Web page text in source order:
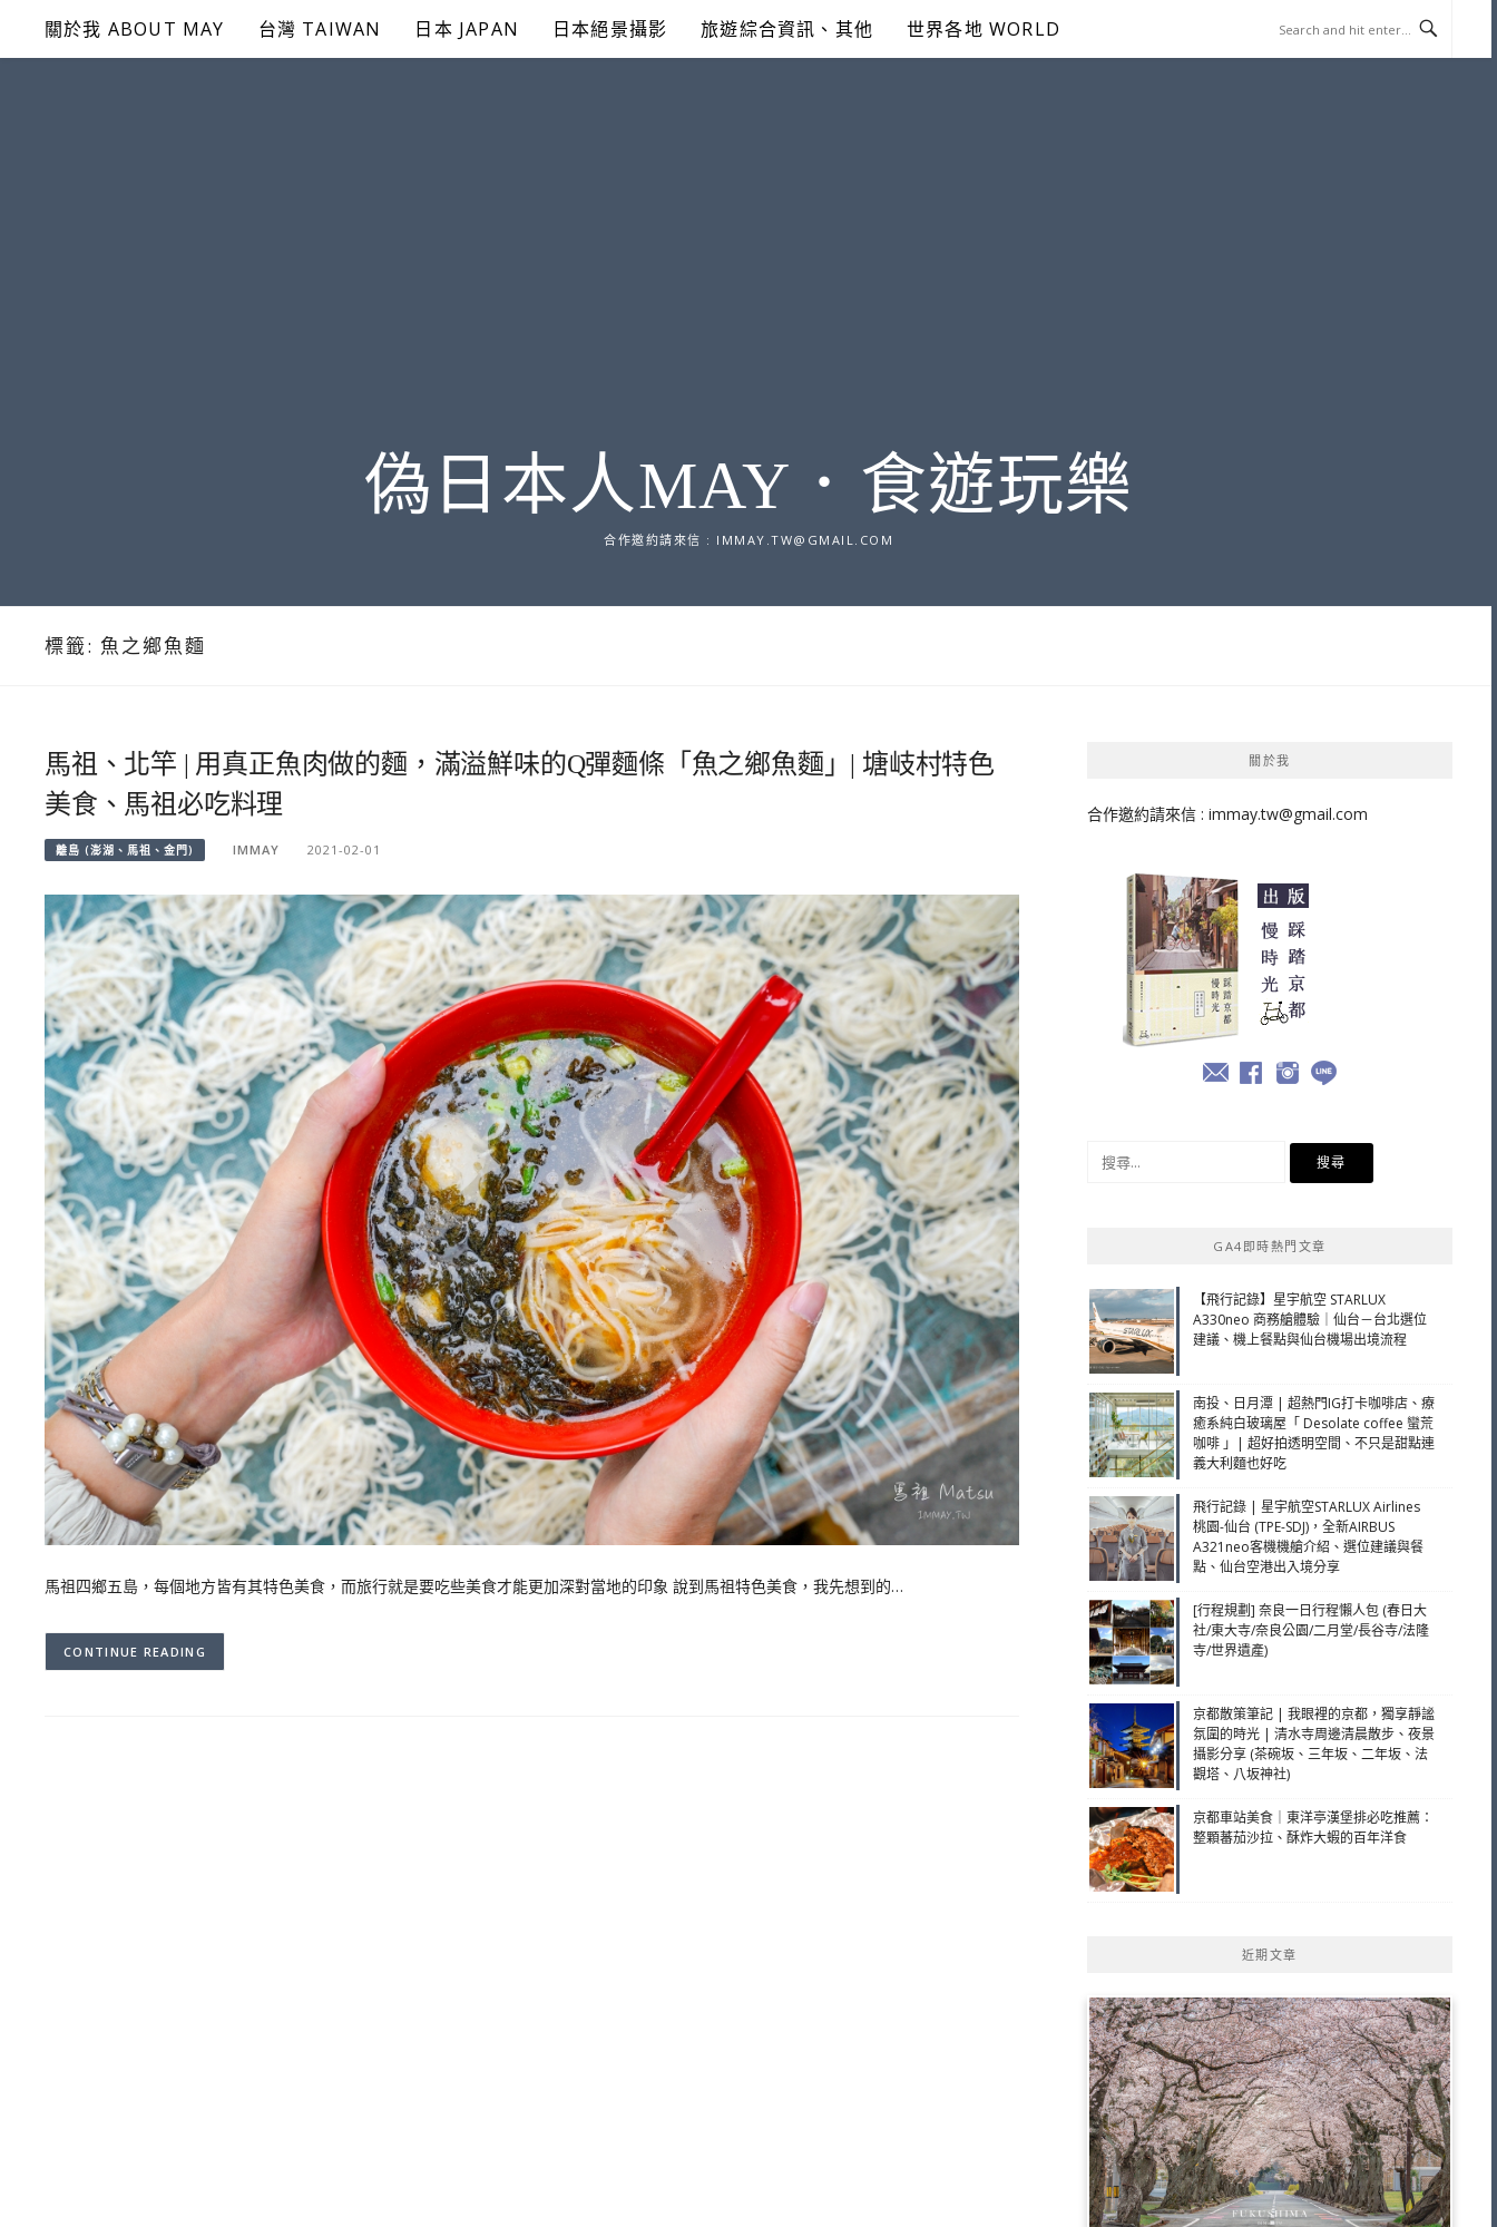
content
關於我 ABOUT MAY 台灣 TAIWAN 日本 JAPAN 日本絕景攝影 旅遊綜合資訊、其他 世界各地 WORLD
偽日本人MAY．食遊玩樂
合作邀約請來信 : IMMAY.TW@GMAIL.COM
標籤: 魚之鄉魚麵
馬祖、北竿 | 用真正魚肉做的麵，滿溢鮮味的Q彈麵條「魚之鄉魚麵」| 塘岐村特色
美食、馬祖必吃料理
離島 (澎湖、馬祖、金門) IMMAY 2021-02-01
馬祖四鄉五島，每個地方皆有其特色美食，而旅行就是要吃些美食才能更加深對當地的印象 說到馬祖特色美食，我先想到的…
CONTINUE READING
關於我
合作邀約請來信 : immay.tw@gmail.com
GA4即時熱門文章
【飛行記錄】星宇航空 STARLUX
A330neo 商務艙體驗｜仙台－台北選位
建議、機上餐點與仙台機場出境流程
南投、日月潭 | 超熱門IG打卡咖啡店、療
癒系純白玻璃屋「 Desolate coffee 蠻荒
咖啡 」| 超好拍透明空間、不只是甜點連
義大利麵也好吃
飛行記錄 | 星宇航空STARLUX Airlines
桃園-仙台 (TPE-SDJ)，全新AIRBUS
A321neo客機機艙介紹、選位建議與餐
點、仙台空港出入境分享
[行程規劃] 奈良一日行程懶人包 (春日大
社/東大寺/奈良公園/二月堂/長谷寺/法隆
寺/世界遺產)
京都散策筆記 | 我眼裡的京都，獨享靜謐
氛圍的時光 | 清水寺周邊清晨散步、夜景
攝影分享 (茶碗坂、三年坂、二年坂、法
觀塔、八坂神社)
京都車站美食｜東洋亭漢堡排必吃推薦：
整顆蕃茄沙拉、酥炸大蝦的百年洋食
近期文章